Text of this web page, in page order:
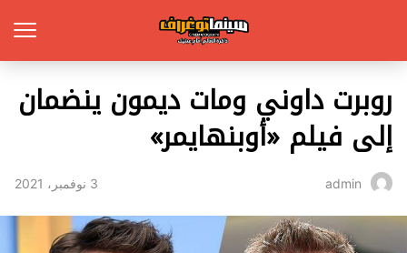
روبرت داوني ومات ديمون ينضمان
إلى فيلم «أوبنهايمر»
admin 3 نوفمبر، 2021